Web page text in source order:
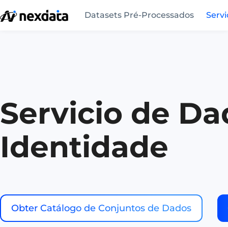
Datasets Pré-Processados
Servicio de
Identidade
Obter Catálogo de Conjuntos de Dados